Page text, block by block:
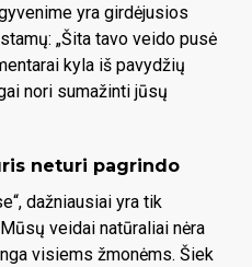
yra girdėjusios
„Šita tavo veido pusė
kyla iš pavydžių
nori sumažinti jūsų
neturi pagrindo
dažniausiai yra tik
veidai natūraliai nėra
visiems žmonėms. Šiek